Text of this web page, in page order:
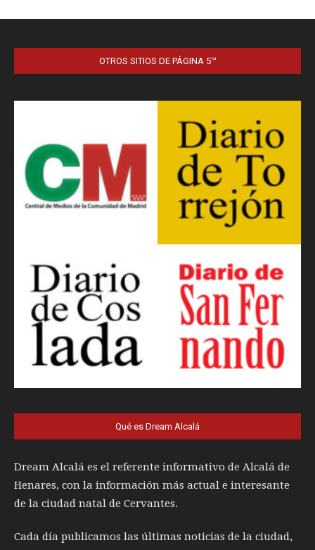
OTROS SITIOS DE PÁGINA 5™
Qué es Dream Alcalá
Dream Alcalá es el referente informativo de Alcalá de
Henares, con la información más actual e interesante
de la ciudad natal de Cervantes.
Cada día publicamos las últimas noticias de la ciudad,